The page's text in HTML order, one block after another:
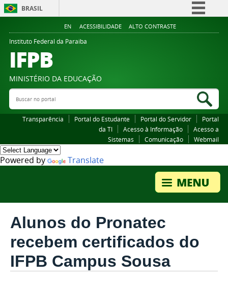
BRASIL
Simplifique!
Legislação
EN ACESSIBILIDADE ALTO CONTRASTE
Instituto Federal da Paraiba
IFPB
MINISTÉRIO DA EDUCAÇÃO
Buscar no portal
Transparência Portal do Estudante Portal do Servidor
Portal
da TI
Acesso à Informação
Acesso a
Sistemas
Comunicação Webmail
Powered by Translate
Alunos do Pronatec
recebem certificados do
IFPB Campus Sousa